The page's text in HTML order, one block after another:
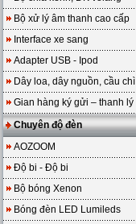
Bộ xử lý âm thanh cao cấp
Interface xe sang
Adapter USB - Ipod
Dây loa, dây nguồn, cầu chì
Gian hàng ký gửi – thanh lý
Chuyên độ đèn
AOZOOM
Độ bi - Độ bi
Bộ bóng Xenon
Bóng đèn LED Lumileds